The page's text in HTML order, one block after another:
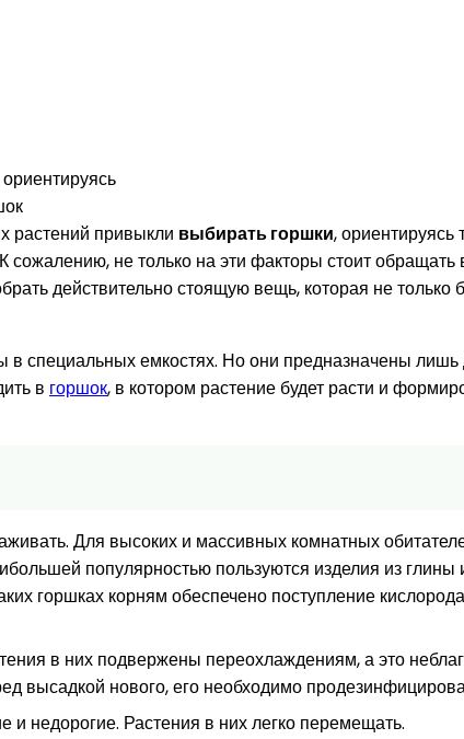
растений привыкли выбирать горшки, ориентируясь
сожалению, не только на эти факторы стоит
действительно стоящую вещь, которая не только
специальных емкостях. Но они предназначены лишь
в горшок, в котором растение будет расти и
Для высоких и массивных комнатных
популярностью пользуются изделия из
горшках корням обеспечено поступление
в них подвержены переохлаждениям, а это
высадкой нового, его необходимо
недорогие. Растения в них легко перемещать.